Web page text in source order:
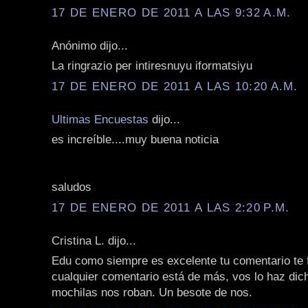
17 DE ENERO DE 2011 A LAS 9:32 A.M.
Anónimo dijo...
La ringrazio per intiresnuyu iformatsiyu
17 DE ENERO DE 2011 A LAS 10:20 A.M.
Ultimas Encuestas dijo...
es increíble....muy buena noticia
saludos
17 DE ENERO DE 2011 A LAS 2:20 P.M.
Cristina L. dijo...
Edu como siempre es excelente tu comentario te
cualquier comentario está de más, vos lo haz
mochilas nos roban. Un besote de nos.